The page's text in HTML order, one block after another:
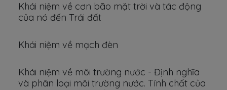
Khái niệm về cơn bão mặt trời và tác động
của nó đến Trái đất
Khái niệm về mạch đèn
Khái niệm về môi trường nước - Định nghĩa
và phân loại môi trường nước. Tính chất của